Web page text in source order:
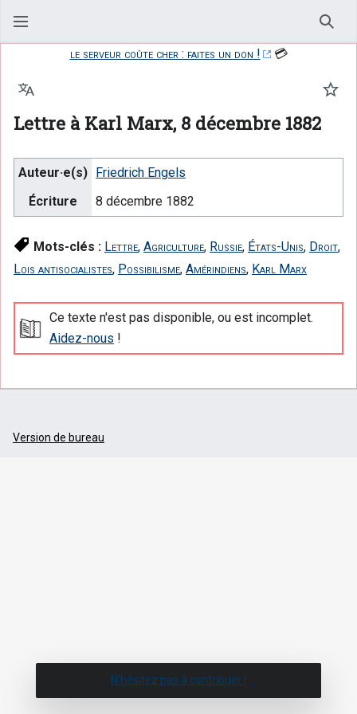
le serveur coûte cher : faites un don !
💳
Lettre à Karl Marx, 8 décembre 1882
Langue
Auteur·e(s)
Friedrich Engels
Écriture
8 décembre 1882
Mots-clés : Lettre, Agriculture, Russie, États-Unis, Droit,
Lois antisocialistes, Possibilisme, Amérindiens, Karl Marx
Ce texte n'est pas disponible, ou est incomplet.
Aidez-nous !
Version de bureau
N'hésitez pas à contribuer !